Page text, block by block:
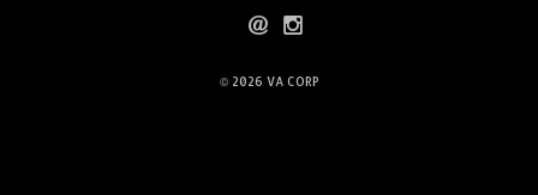
© 2026 VA CORP